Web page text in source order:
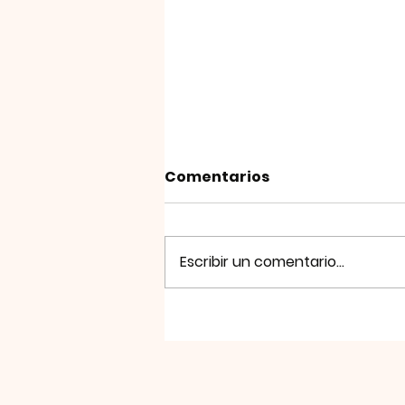
Comentarios
Escribir un comentario...